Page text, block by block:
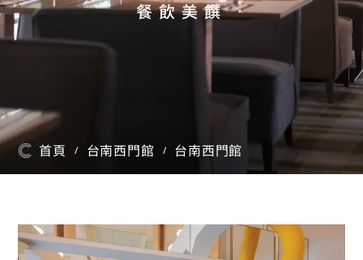
餐飲美饌
首頁 / 台南西門館 / 台南西門館